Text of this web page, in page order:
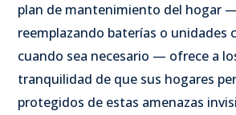
plan de mantenimiento del hogar
reemplazando baterías o unidades
cuando sea necesario — ofrece a
tranquilidad de que sus hogares
protegidos de estas amenazas